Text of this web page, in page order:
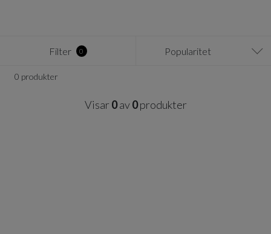
Filter 0 Popularitet
0 produkter
Visar 0av0produkter